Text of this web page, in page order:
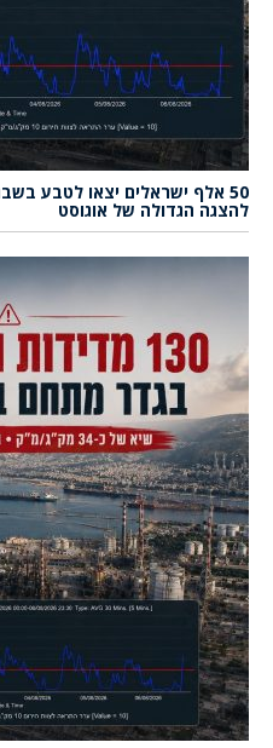
50 אלף ישראלים יצאו לטבע
להצגה הגדולה של אוגוסט